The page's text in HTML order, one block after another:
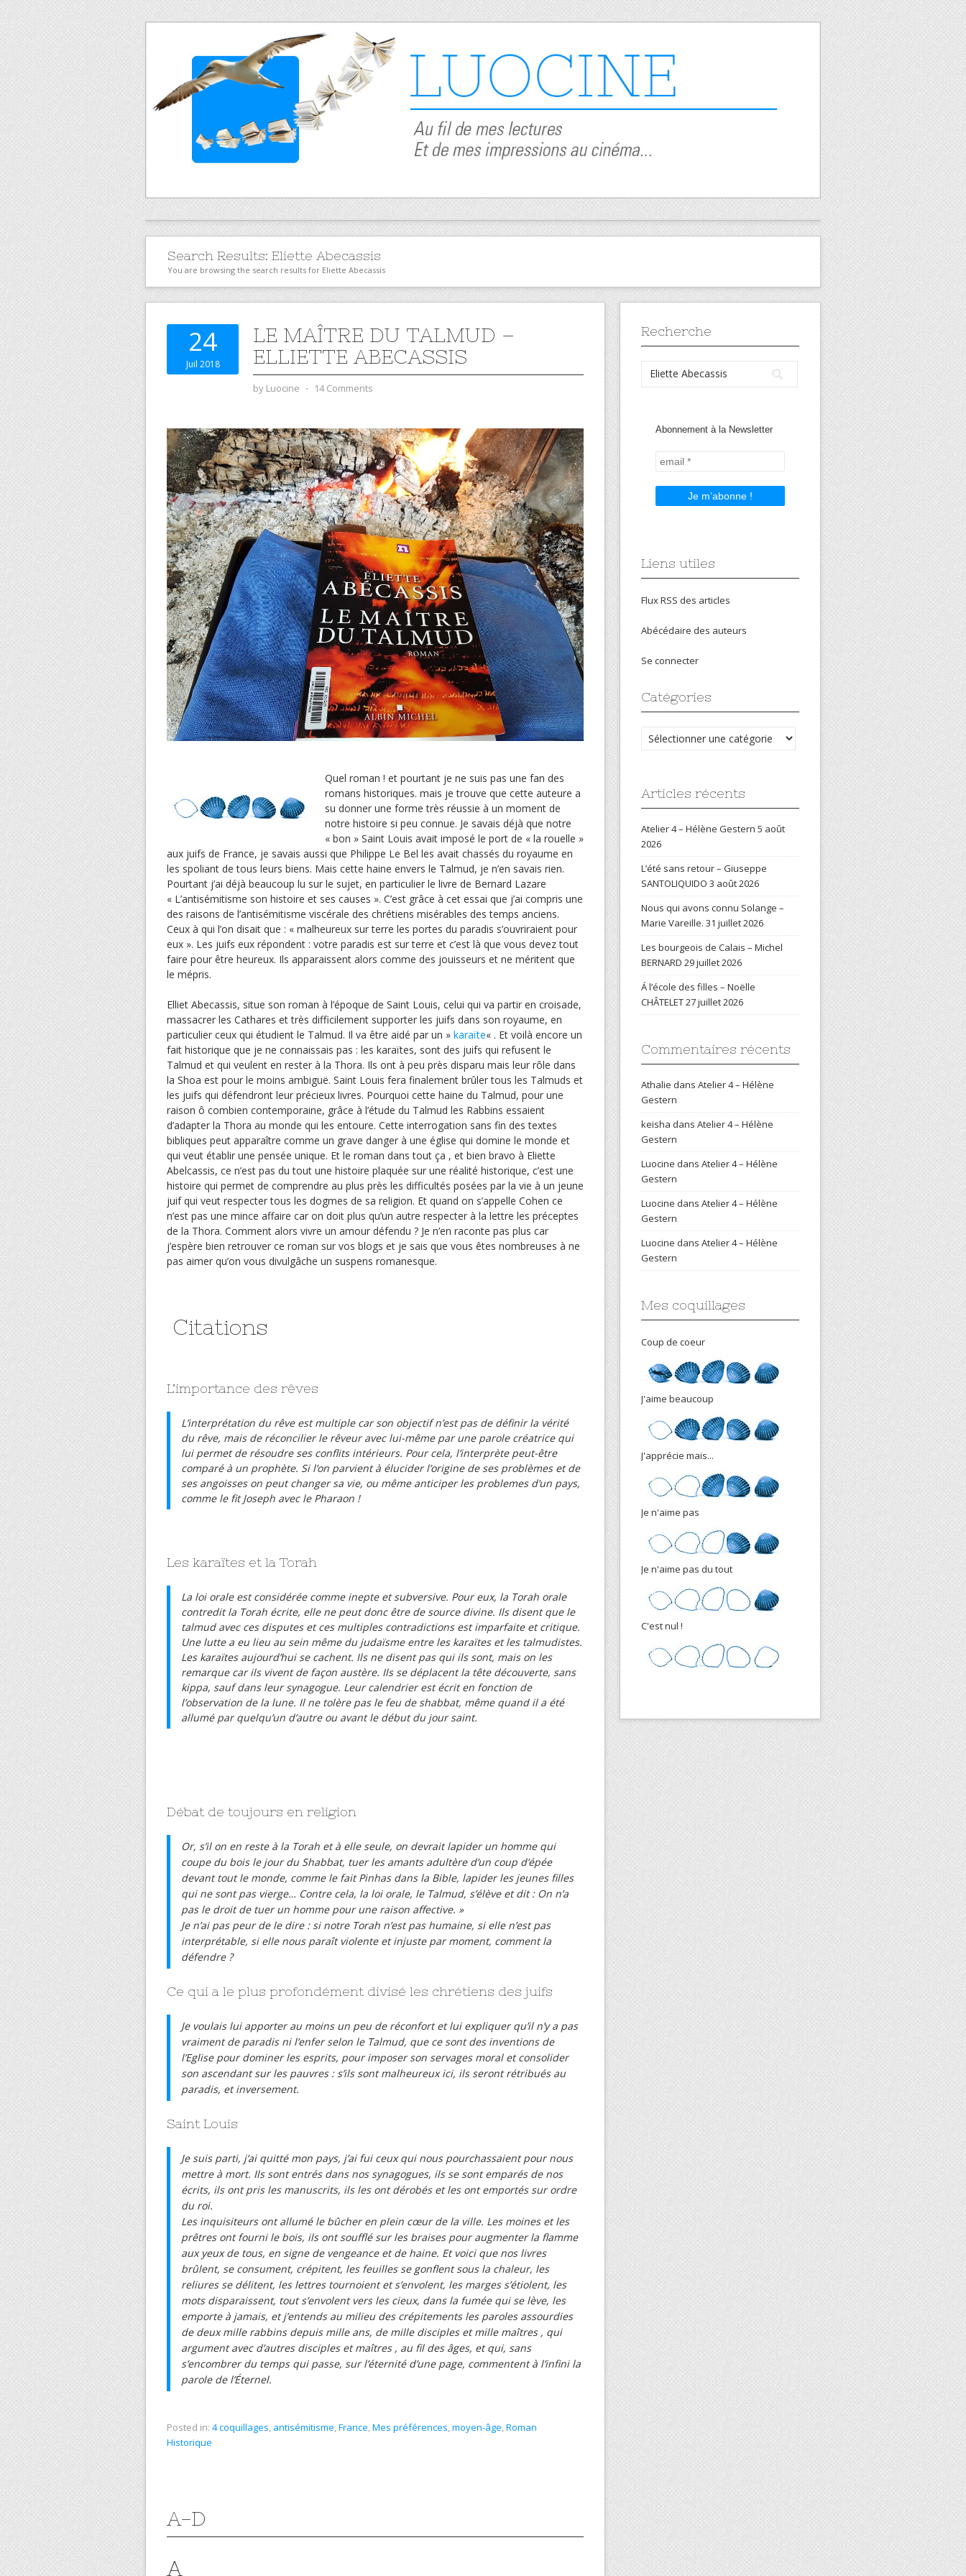
Search Results: Eliette Abecassis
You are browsing the search results for Eliette Abecassis
24
Juil 2018
LE MAÎTRE DU TALMUD –
ELLIETTE ABECASSIS
by Luocine ⋅ 14 Comments
Quel roman ! et pourtant je ne suis pas une fan des
romans historiques. mais je trouve que cette auteure a
su donner une forme très réussie à un moment de
notre histoire si peu connue. Je savais déjà que notre
« bon » Saint Louis avait imposé le port de « la rouelle »
aux juifs de France, je savais aussi que Philippe Le Bel les avait chassés du royaume en
les spoliant de tous leurs biens. Mais cette haine envers le Talmud, je n’en savais rien.
Pourtant j’ai déjà beaucoup lu sur le sujet, en particulier le livre de Bernard Lazare
« L’antisémitisme son histoire et ses causes ». C’est grâce à cet essai que j’ai compris une
des raisons de l’antisémitisme viscérale des chrétiens misérables des temps anciens.
Ceux à qui l’on disait que : « malheureux sur terre les portes du paradis s’ouvriraient pour
eux ». Les juifs eux répondent : votre paradis est sur terre et c’est là que vous devez tout
faire pour être heureux. Ils apparaissent alors comme des jouisseurs et ne méritent que
le mépris.
Elliet Abecassis, situe son roman à l’époque de Saint Louis, celui qui va partir en croisade,
massacrer les Cathares et très difficilement supporter les juifs dans son royaume, en
particulier ceux qui étudient le Talmud. Il va être aidé par un » karaïte« . Et voilà encore un
fait historique que je ne connaissais pas : les karaïtes, sont des juifs qui refusent le
Talmud et qui veulent en rester à la Thora. Ils ont à peu près disparu mais leur rôle dans
la Shoa est pour le moins ambiguë. Saint Louis fera finalement brûler tous les Talmuds et
les juifs qui défendront leur précieux livres. Pourquoi cette haine du Talmud, pour une
raison ô combien contemporaine, grâce à l’étude du Talmud les Rabbins essaient
d’adapter la Thora au monde qui les entoure. Cette interrogation sans fin des textes
bibliques peut apparaître comme un grave danger à une église qui domine le monde et
qui veut établir une pensée unique. Et le roman dans tout ça , et bien bravo à Eliette
Abelcassis, ce n’est pas du tout une histoire plaquée sur une réalité historique, c’est une
histoire qui permet de comprendre au plus près les difficultés posées par la vie à un jeune
juif qui veut respecter tous les dogmes de sa religion. Et quand on s’appelle Cohen ce
n’est pas une mince affaire car on doit plus qu’un autre respecter à la lettre les préceptes
de la Thora. Comment alors vivre un amour défendu ? Je n’en raconte pas plus car
j’espère bien retrouver ce roman sur vos blogs et je sais que vous êtes nombreuses à ne
pas aimer qu’on vous divulgâche un suspens romanesque.
Citations
L’importance des rêves
L’interprétation du rêve est multiple car son objectif n’est pas de définir la vérité
du rêve, mais de réconcilier le rêveur avec lui-même par une parole créatrice qui
lui permet de résoudre ses conflits intérieurs. Pour cela, l’interprète peut-être
comparé à un prophète. Si l’on parvient à élucider l’origine de ses problèmes et de
ses angoisses on peut changer sa vie, ou même anticiper les problemes d’un pays,
comme le fit Joseph avec le Pharaon !
Les karaïtes et la Torah
La loi orale est considérée comme inepte et subversive. Pour eux, la Torah orale
contredit la Torah écrite, elle ne peut donc être de source divine. Ils disent que le
talmud avec ces disputes et ces multiples contradictions est imparfaite et critique.
Une lutte a eu lieu au sein même du judaïsme entre les karaïtes et les talmudistes.
Les karaïtes aujourd’hui se cachent. Ils ne disent pas qui ils sont, mais on les
remarque car ils vivent de façon austère. Ils se déplacent la tête découverte, sans
kippa, sauf dans leur synagogue. Leur calendrier est écrit en fonction de
l’observation de la lune. Il ne tolère pas le feu de shabbat, même quand il a été
allumé par quelqu’un d’autre ou avant le début du jour saint.
Débat de toujours en religion
Or, s’il on en reste à la Torah et à elle seule, on devrait lapider un homme qui
coupe du bois le jour du Shabbat, tuer les amants adultère d’un coup d’épée
devant tout le monde, comme le fait Pinhas dans la Bible, lapider les jeunes filles
qui ne sont pas vierge… Contre cela, la loi orale, le Talmud, s’élève et dit : On n’a
pas le droit de tuer un homme pour une raison affective. »
Je n’ai pas peur de le dire : si notre Torah n’est pas humaine, si elle n’est pas
interprétable, si elle nous paraît violente et injuste par moment, comment la
défendre ?
Ce qui a le plus profondément divisé les chrétiens des juifs
Je voulais lui apporter au moins un peu de réconfort et lui expliquer qu’il n’y a pas
vraiment de paradis ni l’enfer selon le Talmud, que ce sont des inventions de
l’Eglise pour dominer les esprits, pour imposer son servages moral et consolider
son ascendant sur les pauvres : s’ils sont malheureux ici, ils seront rétribués au
paradis, et inversement.
Saint Louis
Je suis parti, j’ai quitté mon pays, j’ai fui ceux qui nous pourchassaient pour nous
mettre à mort. Ils sont entrés dans nos synagogues, ils se sont emparés de nos
écrits, ils ont pris les manuscrits, ils les ont dérobés et les ont emportés sur ordre
du roi.
Les inquisiteurs ont allumé le bûcher en plein cœur de la ville. Les moines et les
prêtres ont fourni le bois, ils ont soufflé sur les braises pour augmenter la flamme
aux yeux de tous, en signe de vengeance et de haine. Et voici que nos livres
brûlent, se consument, crépitent, les feuilles se gonflent sous la chaleur, les
reliures se délitent, les lettres tournoient et s’envolent, les marges s’étiolent, les
mots disparaissent, tout s’envolent vers les cieux, dans la fumée qui se lève, les
emporte à jamais, et j’entends au milieu des crépitements les paroles assourdies
de deux mille rabbins depuis mille ans, de mille disciples et mille maîtres , qui
argument avec d’autres disciples et maîtres , au fil des âges, et qui, sans
s’encombrer du temps qui passe, sur l’éternité d’une page, commentent à l’infini la
parole de l’Éternel.
Posted in: 4 coquillages, antisémitisme,France,Mes préférences,moyen-âge,Roman
Historique
A-D
A
Recherche
Abonnement à la Newsletter
Liens utiles
Flux RSS des articles
Abécédaire des auteurs
Se connecter
Catégories
Catégories
Articles récents
Atelier 4 – Hélène Gestern 5 août
2026
L’été sans retour – Giuseppe
SANTOLIQUIDO 3 août 2026
Nous qui avons connu Solange –
Marie Vareille. 31 juillet 2026
Les bourgeois de Calais – Michel
BERNARD 29 juillet 2026
Á l’école des filles – Noëlle
CHÂTELET27 juillet 2026
Commentaires récents
Athalie dans Atelier 4 – Hélène
Gestern
keisha dans Atelier 4 – Hélène
Gestern
Luocine dans Atelier 4 – Hélène
Gestern
Luocine dans Atelier 4 – Hélène
Gestern
Luocine dans Atelier 4 – Hélène
Gestern
Mes coquillages
Coup de coeur
J'aime beaucoup
J'apprécie mais...
Je n'aime pas
Je n'aime pas du tout
C'est nul !